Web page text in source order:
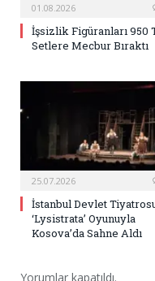
01.08.2026
İşsizlik Figüranları 950
Setlere Mecbur Bıraktı
25.07.2026
İstanbul Devlet
‘Lysistrata’ Oyunuyla
Kosova’da Sahne Aldı
Yorumlar kapatıldı.